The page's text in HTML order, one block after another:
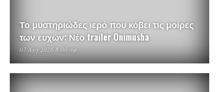
Το μυστηριώδες ιερό που κόβει τις μοίρες
των ευχών: Νέο trailer Onimusha
07 Αυγ 2026 8:00 πμ